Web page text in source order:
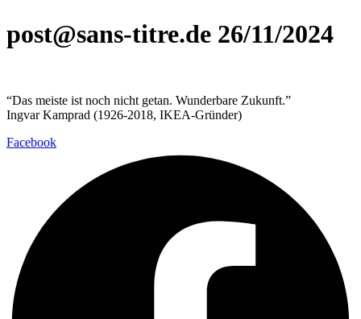
post@sans-titre.de 26/11/2024
“Das meiste ist noch nicht getan. Wunderbare Zukunft.”
Ingvar Kamprad (1926-2018, IKEA-Gründer)
Facebook